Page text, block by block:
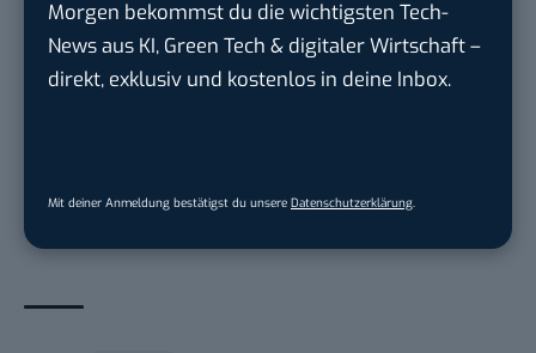
Morgen bekommst du die wichtigsten Tech-
News aus KI, Green Tech & digitaler Wirtschaft –
direkt, exklusiv und kostenlos in deine Inbox.
Mit deiner Anmeldung bestätigst du unsere Datenschutzerklärung
DIHK | Deutsche Industrie- und
Handelskammer
Berlin
BBBank eG in
Berlin, Frankfurt am Main,